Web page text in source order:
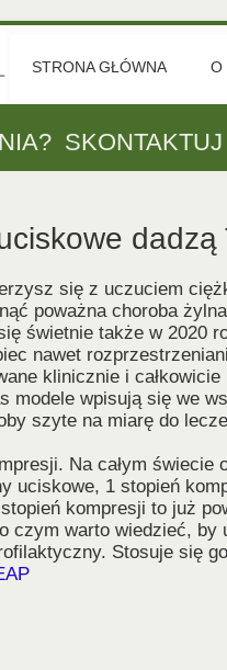
STRONA GŁÓWNA O
się z uczuciem
poważna choroba
świetnie także w 2020
nawet
klinicznie i całkowicie
modele wpisują się we
szyte na miarę do
Na całym
uciskowe, 1 stopień
kompresji to już
czym warto wiedzieć, by
Stosuje się